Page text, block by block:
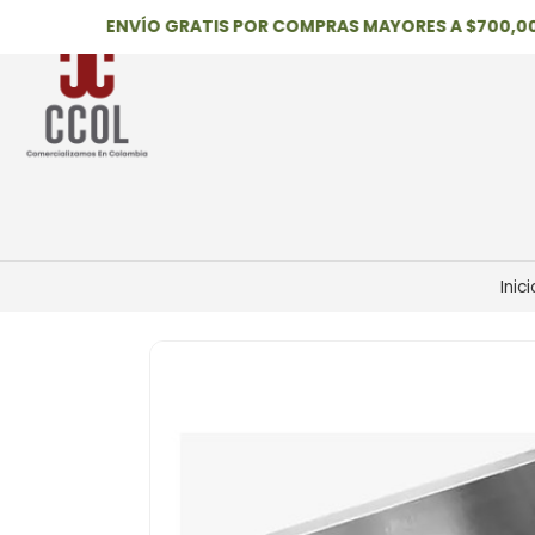
ENVÍO GRATIS POR COMPRAS MAYORES A $700,000